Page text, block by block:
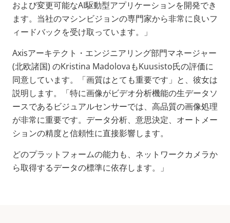
および変更可能なAI駆動型アプリケーションを開発でき
ます。当社のマシンビジョンの専門家から非常に良いフ
ィードバックを受け取っています。」
Axisアーキテクト・エンジニアリング部門マネージャー
(北欧諸国) のKristina MadolovaもKuusisto氏の評価に
同意しています。「画質はとても重要です」と、彼女は
説明します。「特に画像がビデオ分析機能の生データソ
ースであるビジュアルセンサーでは、高品質の画像処理
が非常に重要です。データ分析、意思決定、オートメー
ションの精度と信頼性に直接影響します。
どのプラットフォームの能力も、ネットワークカメラか
ら取得するデータの標準に依存します。」